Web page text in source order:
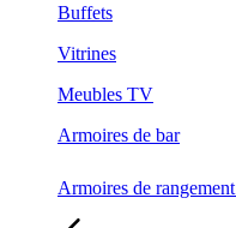
Buffets
Vitrines
Meubles TV
Armoires de bar
Armoires de rangement